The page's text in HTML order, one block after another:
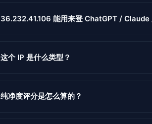
36.232.41.106 能用来登 ChatGPT / Claude
这个 IP 是什么类型？
纯净度评分是怎么算的？